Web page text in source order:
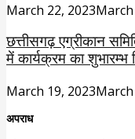
March 22, 2023
छत्तीसगढ़ एग्रीकान
में कार्यक्रम का शुभारम्भ
March 19, 2023
अपराध